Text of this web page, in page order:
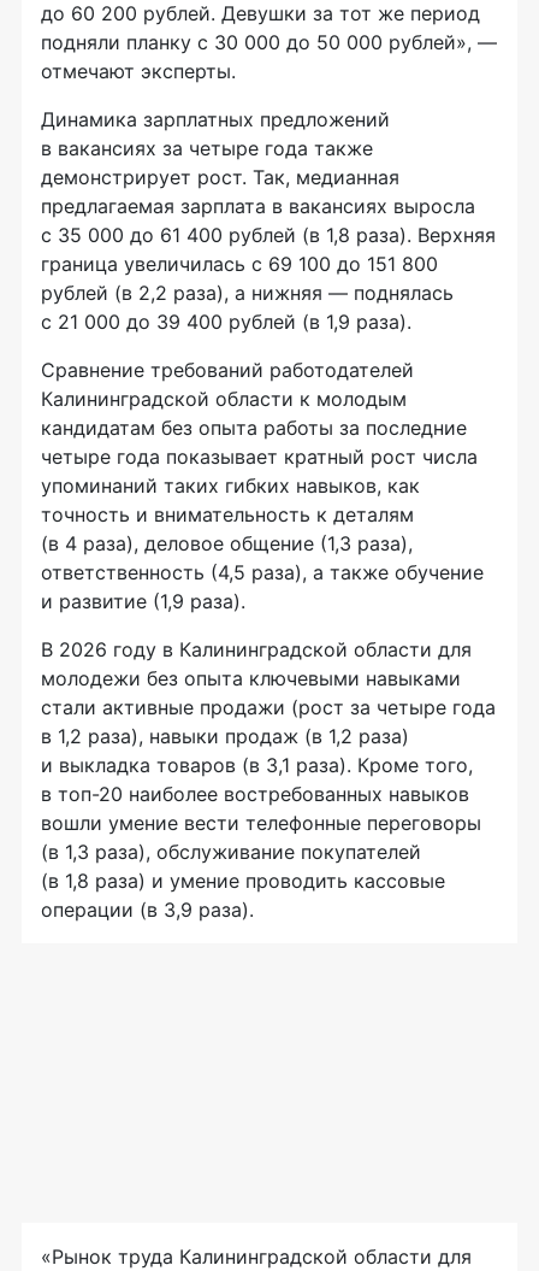
до 60 200 рублей. Девушки за тот же период
подняли планку с 30 000 до 50 000 рублей», —
отмечают эксперты.
Динамика зарплатных предложений
в вакансиях за четыре года также
демонстрирует рост. Так, медианная
предлагаемая зарплата в вакансиях выросла
с 35 000 до 61 400 рублей (в 1,8 раза). Верхняя
граница увеличилась с 69 100 до 151 800
рублей (в 2,2 раза), а нижняя — поднялась
с 21 000 до 39 400 рублей (в 1,9 раза).
Сравнение требований работодателей
Калининградской области к молодым
кандидатам без опыта работы за последние
четыре года показывает кратный рост числа
упоминаний таких гибких навыков, как
точность и внимательность к деталям
(в 4 раза), деловое общение (1,3 раза),
ответственность (4,5 раза), а также обучение
и развитие (1,9 раза).
В 2026 году в Калининградской области для
молодежи без опыта ключевыми навыками
стали активные продажи (рост за четыре года
в 1,2 раза), навыки продаж (в 1,2 раза)
и выкладка товаров (в 3,1 раза). Кроме того,
в топ-20 наиболее востребованных навыков
вошли умение вести телефонные переговоры
(в 1,3 раза), обслуживание покупателей
(в 1,8 раза) и умение проводить кассовые
операции (в 3,9 раза).
«Рынок труда Калининградской области для